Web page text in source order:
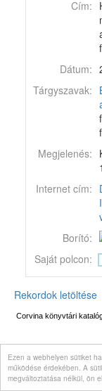
Ezen a webhelyen sütiket
működése érdekében. A
megváltoztatása nélkül, ön
Cím:
Dátum:
Tárgyszavak:
Megjelenés:
Internet cím:
Borító:
Saját polcon:
Rekordok letöltése
Corvina könyvtári